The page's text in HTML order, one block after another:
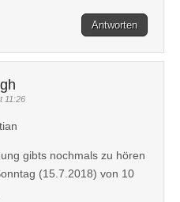
Antworten
11:26
gibts nochmals zu hören
(15.7.2018) von 10